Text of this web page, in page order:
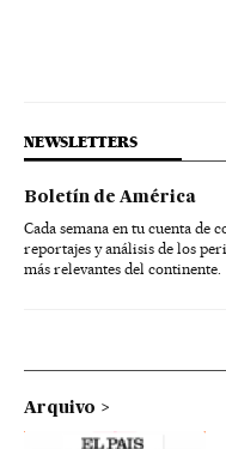
NEWSLETTERS
Boletín de América
Cada semana en tu cuenta de
reportajes y análisis de los
más relevantes del continente.
Arquivo